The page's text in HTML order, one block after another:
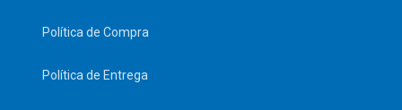
Política de Compra
Política de Entrega